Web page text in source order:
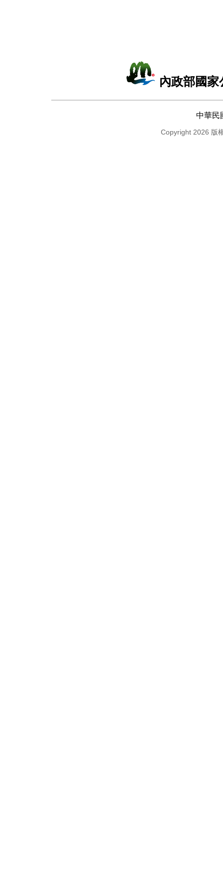
內政部國
中華民
Copyright 2026 版